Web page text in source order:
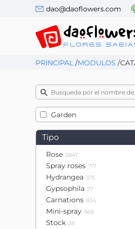
dao@daoflowers.com
PRINCIPAL /MODULOS /
Garden
Tipo
Rose 2847
Spray roses 717
Hydrangea 375
Gypsophila 77
Carnations 834
Mini-spray 368
Stock 28